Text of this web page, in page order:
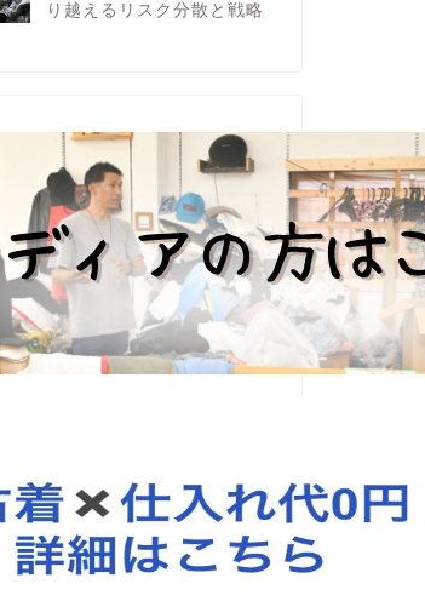
り越えるリスク分散と戦略